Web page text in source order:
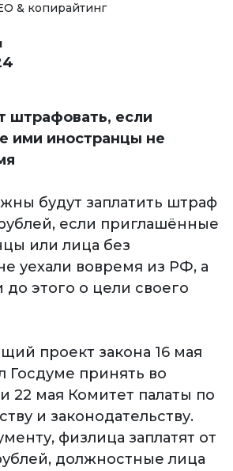
& копирайтинг
штрафовать, если
ими иностранцы не
будут заплатить штраф
если приглашённые
или лица без
уехали вовремя из РФ, а
до этого о цели своего
проект закона 16 мая
Госдуме принять во
22 мая Комитет палаты по
и законодательству.
физлица заплатят от
должностные лица